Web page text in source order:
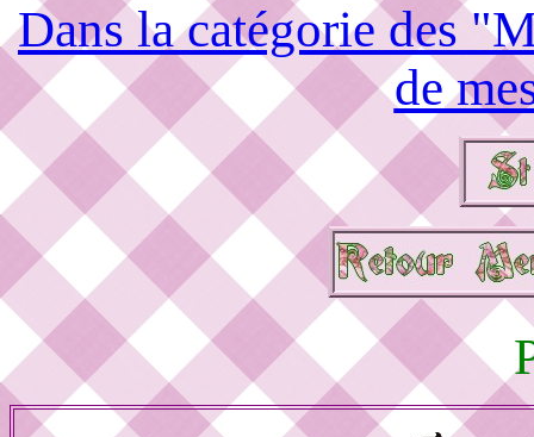
Dans la catégorie des
de